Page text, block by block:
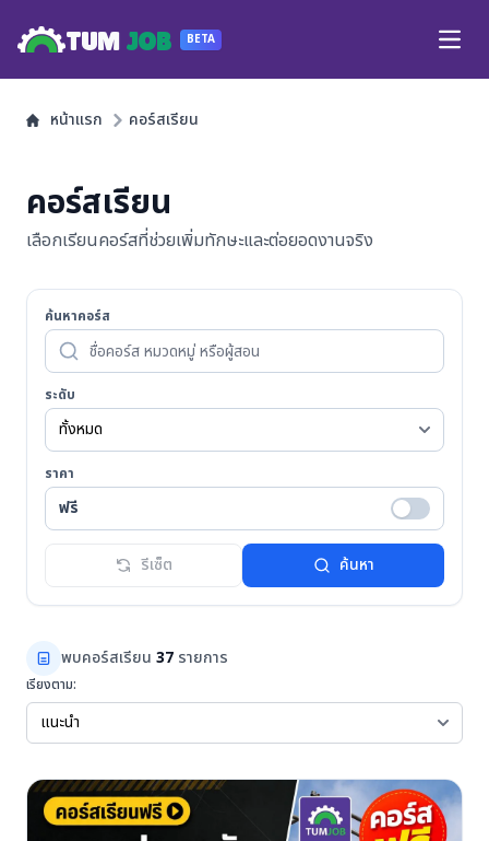
TUM JOB BETA
หน้าแรก คอร์สเรียน
คอร์สเรียน
เลือกเรียนคอร์สที่ช่วยเพิ่มทักษะและต่อยอดงานจริง
ค้นหาคอร์ส
ระดับ
ราคา
ฟรี
รีเซ็ต ค้นหา
พบคอร์สเรียน 37 รายการ
เรียงตาม: